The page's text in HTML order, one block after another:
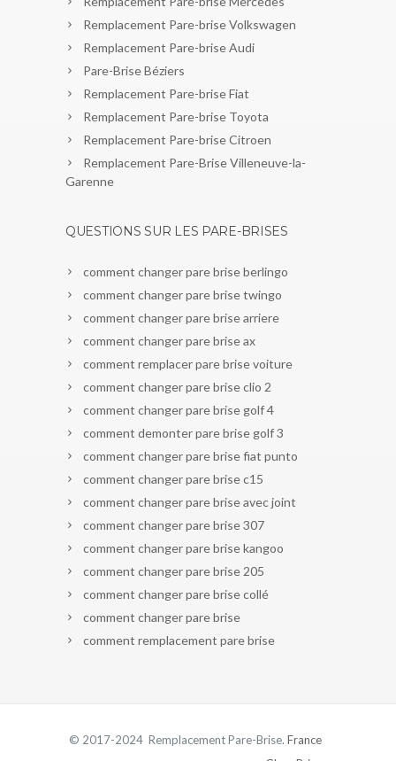
Remplacement Pare-brise Volkswagen
Remplacement Pare-brise Audi
Pare-Brise Béziers
Remplacement Pare-brise Fiat
Remplacement Pare-brise Toyota
Remplacement Pare-brise Citroen
Remplacement Pare-Brise Villeneuve-la-
Garenne
QUESTIONS SUR LES PARE-BRISES
comment changer pare brise berlingo
comment changer pare brise twingo
comment changer pare brise arriere
comment changer pare brise ax
comment remplacer pare brise voiture
comment changer pare brise clio 2
comment changer pare brise golf 4
comment demonter pare brise golf 3
comment changer pare brise fiat punto
comment changer pare brise c15
comment changer pare brise avec joint
comment changer pare brise 307
comment changer pare brise kangoo
comment changer pare brise 205
comment changer pare brise collé
comment changer pare brise
comment remplacement pare brise
© 2017-2024 Remplacement Pare-Brise. France